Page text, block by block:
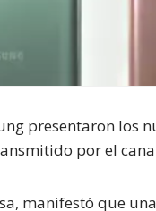
presentaron los
por el
manifestó que